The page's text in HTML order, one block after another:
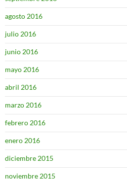
agosto 2016
julio 2016
junio 2016
mayo 2016
abril 2016
marzo 2016
febrero 2016
enero 2016
diciembre 2015
noviembre 2015